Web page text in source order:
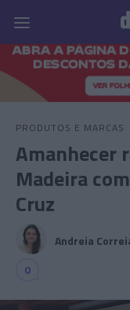
PRODUTOS E MARCAS
Amanhecer
Madeira
Cruz
Andreia
0